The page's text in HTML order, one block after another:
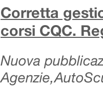
Corretta
corsi CQC.
Nuova